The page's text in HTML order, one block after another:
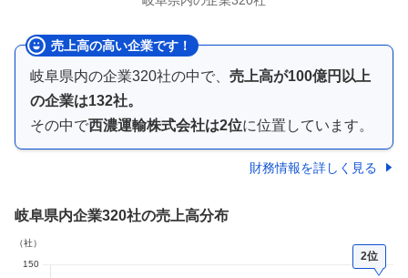
売上高の高い企業です！
岐阜県内の企業320社の中で、 売上高が100億円以上
の企業は132社。
その中で西濃運輸株式会社は2位に位置しています。
財務情報を詳しく見る
岐阜県内企業320社の売上高分布
2位